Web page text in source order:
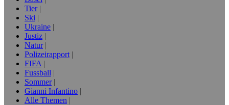
Tier
Ski
Ukraine
Justiz
Natur
Polizeirapport
FIFA
Fussball
Sommer
Gianni Infantino
Alle Themen